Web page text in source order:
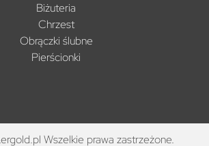
Biżuteria
Chrzest
Obrączki ślubne
Pierścionki
Wszelkie prawa zastrzeżone.